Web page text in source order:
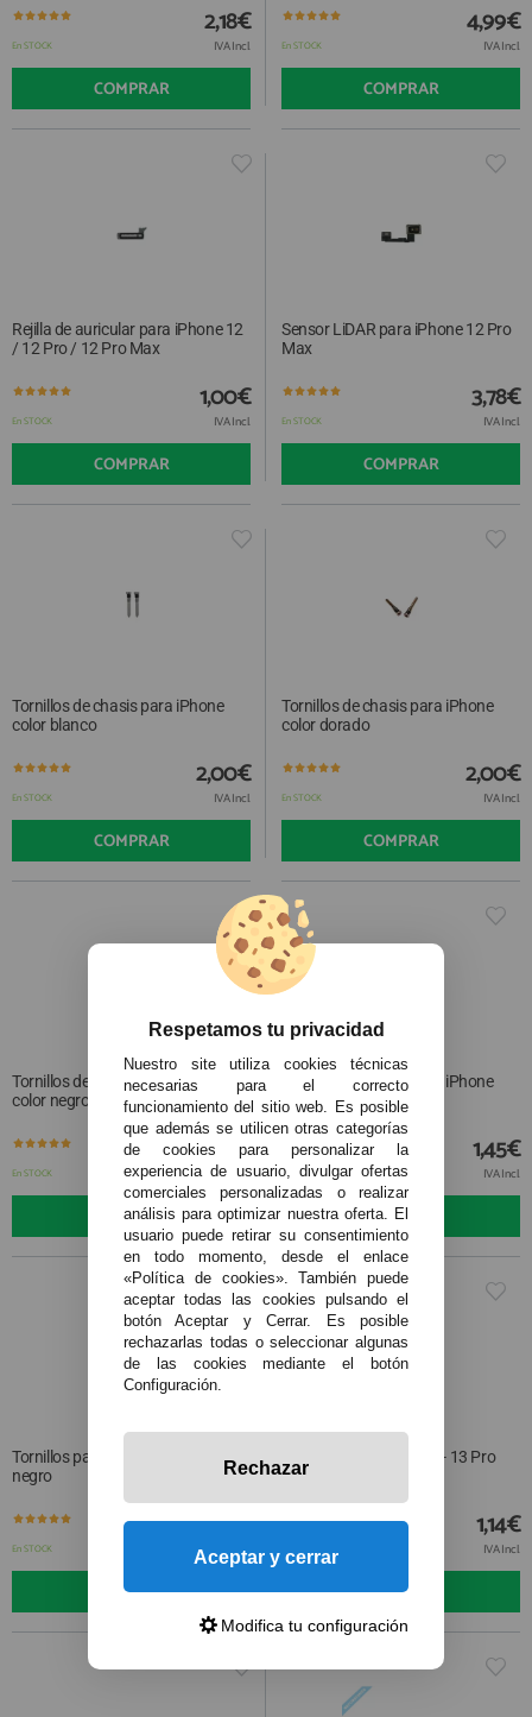
En STOCK
2,18€
IVA Incl.
COMPRAR
En STOCK
4,99€
IVA Incl.
COMPRAR
Rejilla de auricular para iPhone 12
/ 12 Pro / 12 Pro Max
En STOCK
1,00€
IVA Incl.
COMPRAR
Sensor LiDAR para iPhone 12 Pro
Max
En STOCK
3,78€
IVA Incl.
COMPRAR
Tornillos de chasis para iPhone
color blanco
En STOCK
2,00€
IVA Incl.
COMPRAR
Tornillos de chasis para iPhone
color dorado
En STOCK
2,00€
IVA Incl.
COMPRAR
Tornillos de chasis para iPhone
color negro
En STOCK
1,00€
IVA Incl.
COMPRAR
Tornillos de chasis para iPhone
color verde
En STOCK
1,45€
IVA Incl.
COMPRAR
Tornillos para iPhone 12 Pro Max
negro
En STOCK
3,50€
IVA Incl.
COMPRAR
Tornillos para iPhone X - 13 Pro
Max dorado
1,14€
IVA Incl.
COMPRAR
Respetamos tu privacidad
Nuestro site utiliza cookies técnicas
necesarias para el correcto
funcionamiento del sitio web. Es posible
que además se utilicen otras categorías
de cookies para personalizar la
experiencia de usuario, divulgar ofertas
comerciales personalizadas o realizar
análisis para optimizar nuestra oferta. El
usuario puede retirar su consentimiento
en todo momento, desde el enlace
«Política de cookies». También puede
aceptar todas las cookies pulsando el
botón Aceptar y Cerrar. Es posible
rechazarlas todas o seleccionar algunas
de las cookies mediante el botón
Configuración.
Rechazar
Aceptar y cerrar
Modifica tu configuración